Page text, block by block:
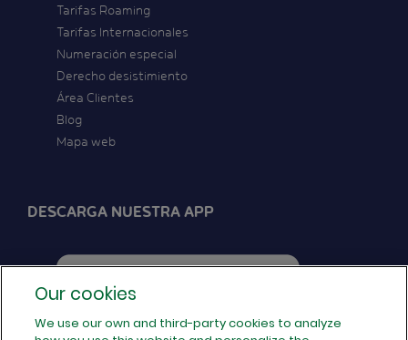
Tarifas Roaming
Tarifas Internacionales
Numeración especial
Derecho desistimiento
Área Clientes
Blog
Mapa web
DESCARGA NUESTRA APP
Our cookies
We use our own and third-party cookies to analyze